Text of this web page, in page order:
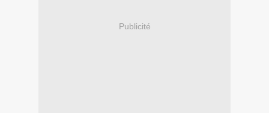
Publicité